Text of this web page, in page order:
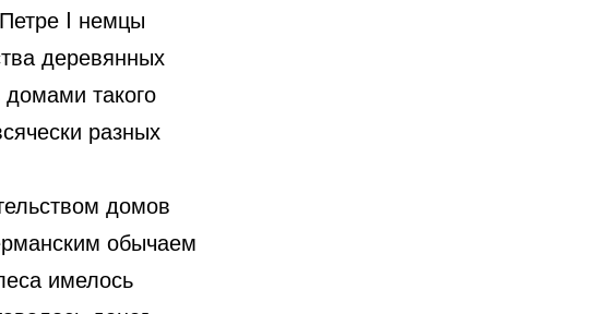
I немцы
деревянных
такого
разных
домов
обычаем
имелось